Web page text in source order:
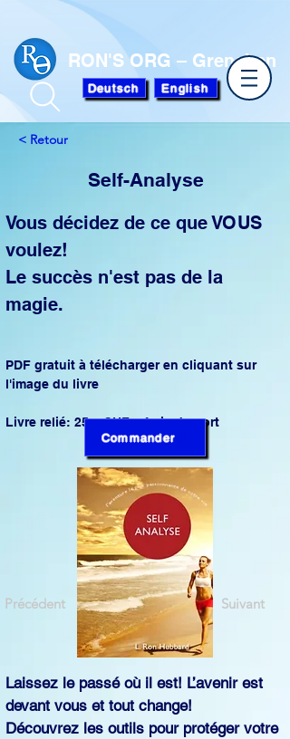
RON'S ORG – Grenchen
Deutsch English
< Retour
Self-Analyse
Vous décidez de ce que VOUS
voulez!
Le succès n'est pas de la
magie.
PDF gratuit à télécharger en cliquant sur
l'image du livre
Livre relié: 25.– CHF + frais de port
Commander
Précédent Suivant
Laissez le passé où il est! L’avenir est
devant vous et tout change!
Découvrez les outils pour protéger votre